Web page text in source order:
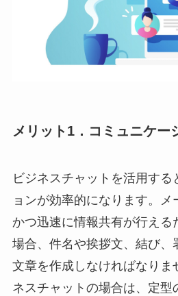
メリット1．コミュニケー
ビジネスチャットを活用する
ョンが効率的になります。
かつ迅速に情報共有が行える
場合、件名や挨拶文、結び、
文章を作成しなければなりま
ネスチャットの場合は、定型